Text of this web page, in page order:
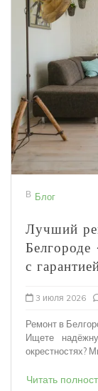
В Блог
Лучший
с
3 июля 2026
Ремонт в
Ищете
окрестностях?
Читать